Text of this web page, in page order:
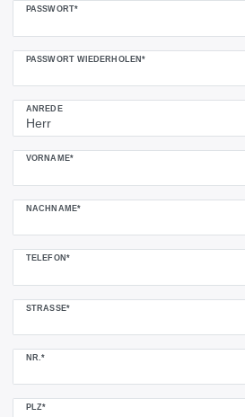
PASSWORT*
PASSWORT WIEDERHOLEN*
ANREDE
VORNAME*
NACHNAME*
TELEFON*
STRASSE*
NR.*
PLZ*